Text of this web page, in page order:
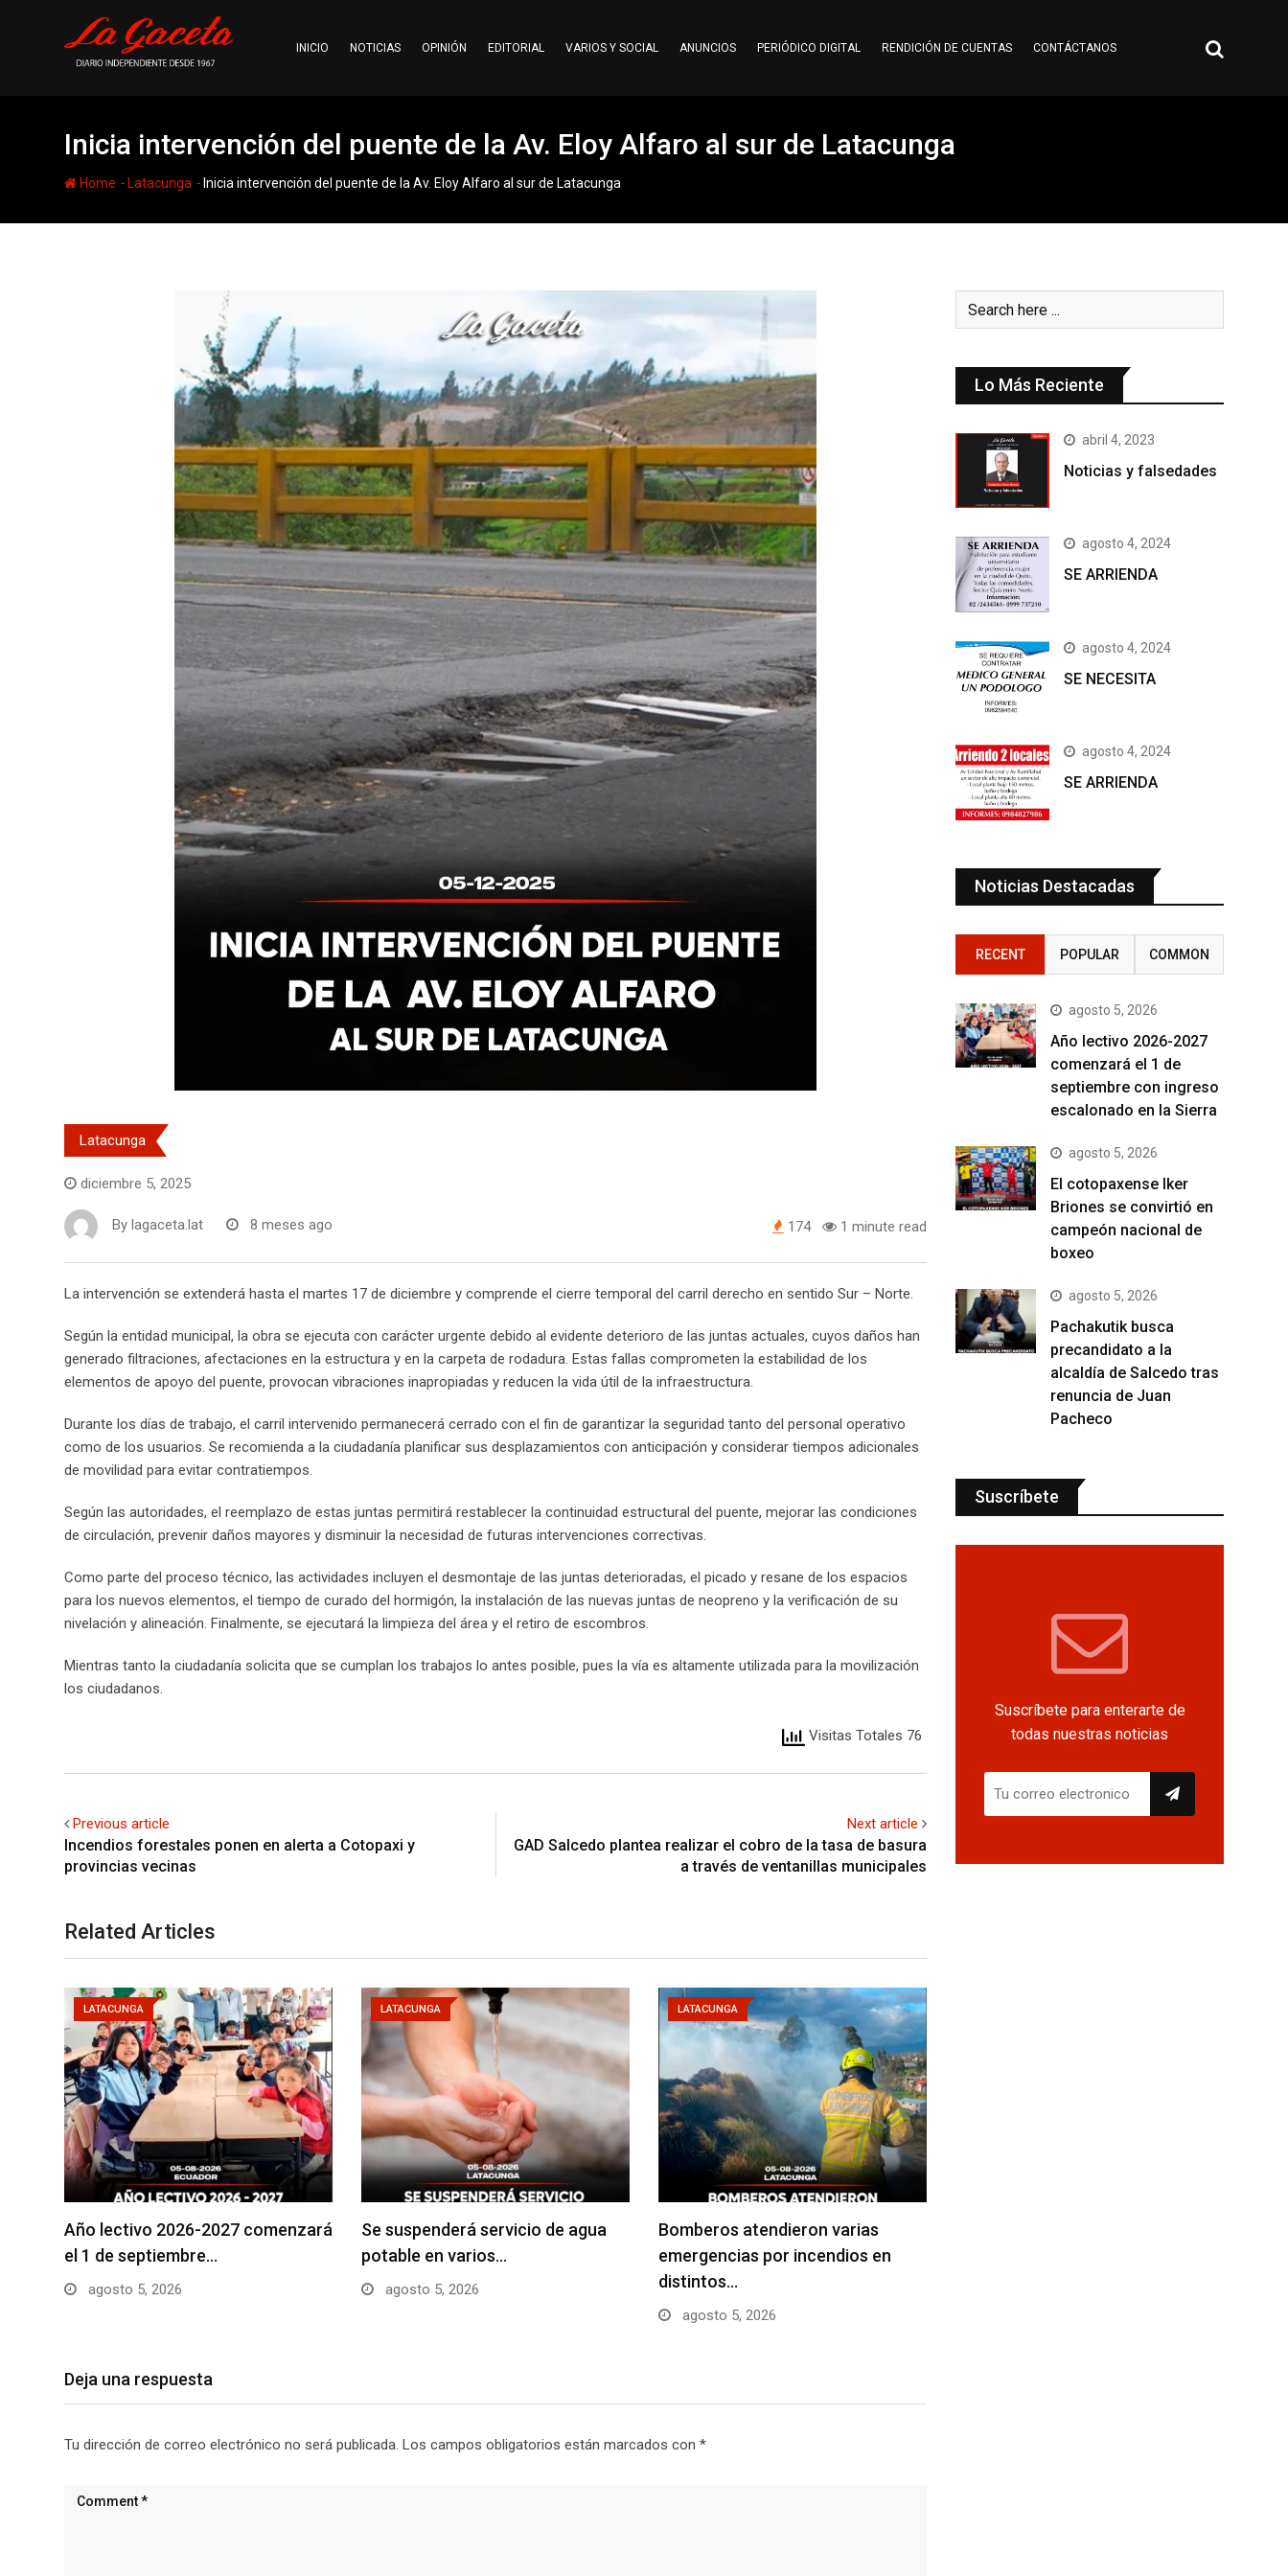
INICIO NOTICIAS OPINIÓN EDITORIAL VARIOS Y SOCIAL ANUNCIOS PERIÓDICO DIGITAL RENDICIÓN DE CUENTAS CONTÁCTANOS
Inicia intervención del puente de la Av. Eloy Alfaro al sur de Latacunga
Home - Latacunga - Inicia intervención del puente de la Av. Eloy Alfaro al sur de Latacunga
Latacunga
diciembre 5, 2025
By lagaceta.lat 8 meses ago 174 1 minute read
La intervención se extenderá hasta el martes 17 de diciembre y comprende el cierre temporal del carril derecho en sentido Sur – Norte.
Según la entidad municipal, la obra se ejecuta con carácter urgente debido al evidente deterioro de las juntas actuales, cuyos daños han
generado filtraciones, afectaciones en la estructura y en la carpeta de rodadura. Estas fallas comprometen la estabilidad de los
elementos de apoyo del puente, provocan vibraciones inapropiadas y reducen la vida útil de la infraestructura.
Durante los días de trabajo, el carril intervenido permanecerá cerrado con el fin de garantizar la seguridad tanto del personal operativo
como de los usuarios. Se recomienda a la ciudadanía planificar sus desplazamientos con anticipación y considerar tiempos adicionales
de movilidad para evitar contratiempos.
Según las autoridades, el reemplazo de estas juntas permitirá restablecer la continuidad estructural del puente, mejorar las condiciones
de circulación, prevenir daños mayores y disminuir la necesidad de futuras intervenciones correctivas.
Como parte del proceso técnico, las actividades incluyen el desmontaje de las juntas deterioradas, el picado y resane de los espacios
para los nuevos elementos, el tiempo de curado del hormigón, la instalación de las nuevas juntas de neopreno y la verificación de su
nivelación y alineación. Finalmente, se ejecutará la limpieza del área y el retiro de escombros.
Mientras tanto la ciudadanía solicita que se cumplan los trabajos lo antes posible, pues la vía es altamente utilizada para la movilización
los ciudadanos.
Visitas Totales 76
Previous article
Incendios forestales ponen en alerta a Cotopaxi y
provincias vecinas
Next article
GAD Salcedo plantea realizar el cobro de la tasa de basura
a través de ventanillas municipales
Related Articles
LATACUNGA
Año lectivo 2026-2027 comenzará
el 1 de septiembre…
agosto 5, 2026
LATACUNGA
Se suspenderá servicio de agua
potable en varios…
agosto 5, 2026
LATACUNGA
Bomberos atendieron varias
emergencias por incendios en
distintos…
agosto 5, 2026
Deja una respuesta
Tu dirección de correo electrónico no será publicada. Los campos obligatorios están marcados con *
Lo Más Reciente
abril 4, 2023
Noticias y falsedades
agosto 4, 2024
SE ARRIENDA
agosto 4, 2024
SE NECESITA
agosto 4, 2024
SE ARRIENDA
Noticias Destacadas
RECENT POPULAR COMMON
agosto 5, 2026
Año lectivo 2026-2027
comenzará el 1 de
septiembre con ingreso
escalonado en la Sierra
agosto 5, 2026
El cotopaxense Iker
Briones se convirtió en
campeón nacional de
boxeo
agosto 5, 2026
Pachakutik busca
precandidato a la
alcaldía de Salcedo tras
renuncia de Juan
Pacheco
Suscríbete
Suscríbete para enterarte de
todas nuestras noticias